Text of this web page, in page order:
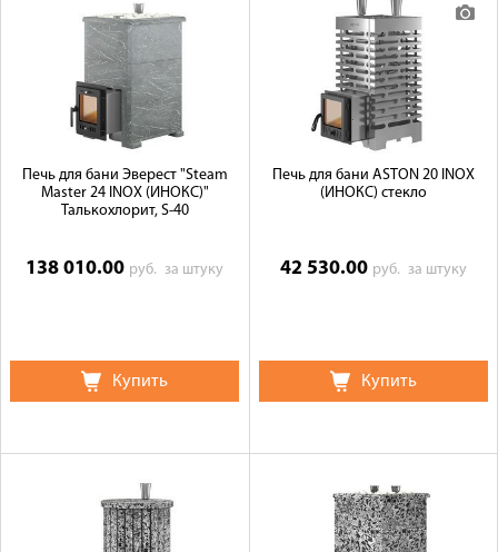
Печь для бани Эверест "Steam
Master 24 INOX (ИНОКС)"
Талькохлорит, S-40
138 010.00 руб.за штуку
Купить
Печь для бани ASTON 20 INOX
(ИНОКС) стекло
42 530.00 руб. за штуку
Купить